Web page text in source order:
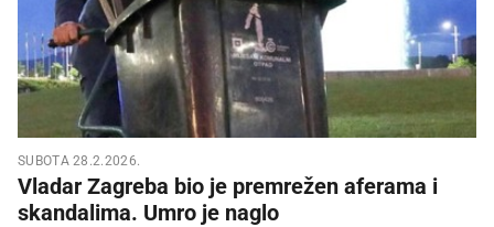
SUBOTA 28.2.2026.
Vladar Zagreba bio je premrežen aferama i
skandalima. Umro je naglo